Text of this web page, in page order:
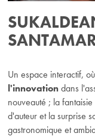
Un espace interactif,
l'innovationdans
nouveauté ; la
d'auteur et la surprise
gastronomique et